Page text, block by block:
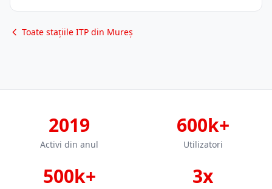
Toate stațiile ITP din Mureș
2019
Activi din anul
600k+
Utilizatori
500k+ 3x